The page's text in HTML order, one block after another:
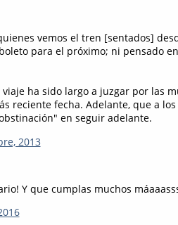
vemos el tren [sentados]
para el próximo; ni pensado
viaje ha sido largo a juzgar por las
reciente fecha. Adelante, que a
en seguir adelante.
2013
Y que cumplas muchos